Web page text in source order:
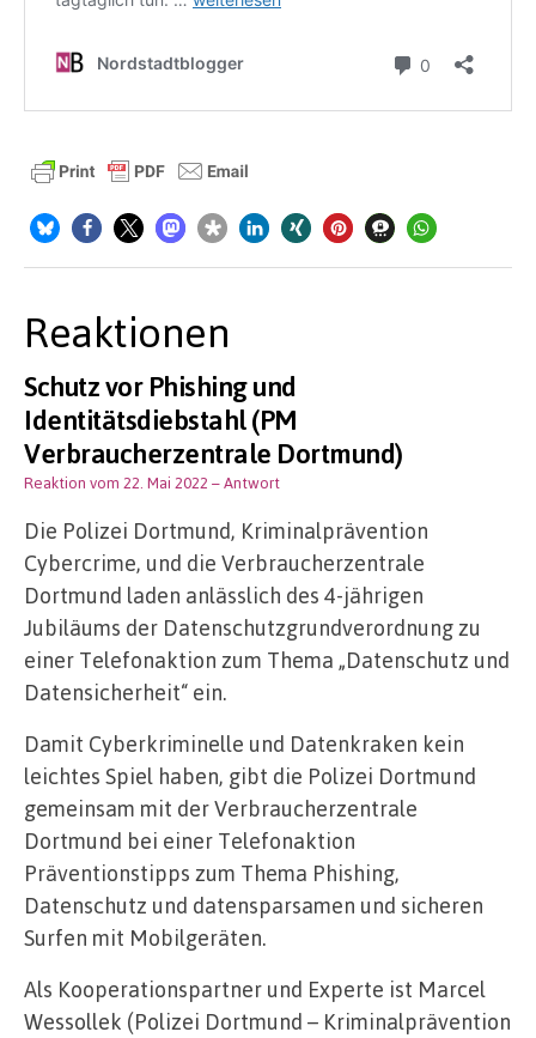
Reaktionen
Schutz vor Phishing und
Identitätsdiebstahl (PM
Verbraucherzentrale Dortmund)
Reaktion vom 22. Mai 2022 – Antwort
Die Polizei Dortmund, Kriminalprävention
Cybercrime, und die Verbraucherzentrale
Dortmund laden anlässlich des 4-jährigen
Jubiläums der Datenschutzgrundverordnung zu
einer Telefonaktion zum Thema „Datenschutz und
Datensicherheit“ ein.
Damit Cyberkriminelle und Datenkraken kein
leichtes Spiel haben, gibt die Polizei Dortmund
gemeinsam mit der Verbraucherzentrale
Dortmund bei einer Telefonaktion
Präventionstipps zum Thema Phishing,
Datenschutz und datensparsamen und sicheren
Surfen mit Mobilgeräten.
Als Kooperationspartner und Experte ist Marcel
Wessollek (Polizei Dortmund – Kriminalprävention